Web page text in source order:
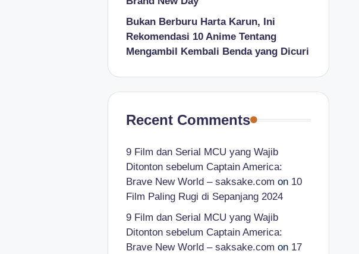
Bukan Berburu Harta Karun, Ini
Rekomendasi 10 Anime Tentang
Mengambil Kembali Benda yang Dicuri
Recent Comments
9 Film dan Serial MCU yang Wajib
Ditonton sebelum Captain America:
Brave New World – saksake.com on 10
Film Paling Rugi di Sepanjang 2024
9 Film dan Serial MCU yang Wajib
Ditonton sebelum Captain America:
Brave New World – saksake.com on 17